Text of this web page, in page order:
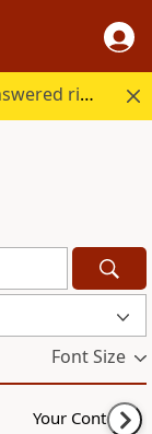
Every question Bible study raises, answered right here.
Font Size
Your Content